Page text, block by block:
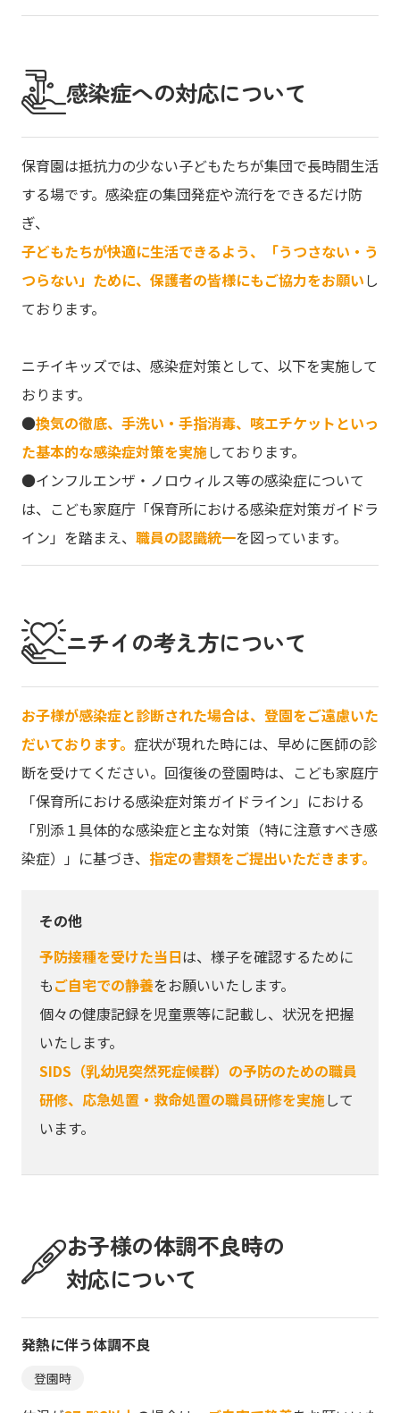
感染症への対応について
保育園は抵抗力の少ない子どもたちが集団で長時間生活
する場です。感染症の集団発症や流行をできるだけ防
ぎ、
子どもたちが快適に生活できるよう、「うつさない・う
つらない」ために、保護者の皆様にもご協力をお願いし
ております。
ニチイキッズでは、感染症対策として、以下を実施して
おります。
●換気の徹底、手洗い・手指消毒、咳エチケットといっ
た基本的な感染症対策を実施しております。
●インフルエンザ・ノロウィルス等の感染症について
は、こども家庭庁「保育所における感染症対策ガイドラ
イン」を踏まえ、 職員の認識統一を図っています。
ニチイの考え方について
お子様が感染症と診断された場合は、登園をご遠慮いた
だいております。 症状が現れた時には、早めに医師の診
断を受けてください。回復後の登園時は、こども家庭庁
「保育所における感染症対策ガイドライン」における
「別添１具体的な感染症と主な対策（特に注意すべき感
染症）」に基づき、 指定の書類をご提出いただきます。
その他
予防接種を受けた当日は、様子を確認するために
もご自宅での静養をお願いいたします。
個々の健康記録を児童票等に記載し、状況を把握
いたします。
SIDS（乳幼児突然死症候群）の予防のための職員
研修、応急処置・救命処置の職員研修を実施して
います。
お子様の体調不良時の
対応について
発熱に伴う体調不良
登園時